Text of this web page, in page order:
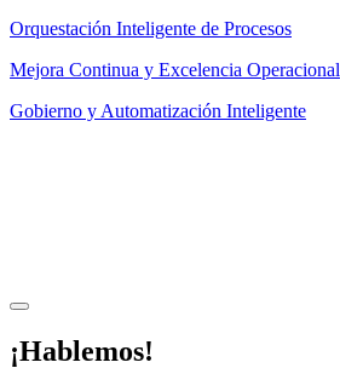
Orquestación Inteligente de Procesos
Mejora Continua y Excelencia Operacional
Gobierno y Automatización Inteligente
¡Hablemos!